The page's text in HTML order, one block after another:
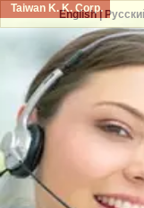
Taiwan K. K. Corp.
English|